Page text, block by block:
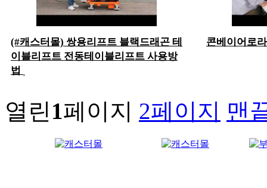
(#캐스터몰) 쌍용리프트 블랙드래곤 테
이블리프트 전동테이블리프트 사용방
법
콘베이어로
열린 1페이지 2페이지 맨